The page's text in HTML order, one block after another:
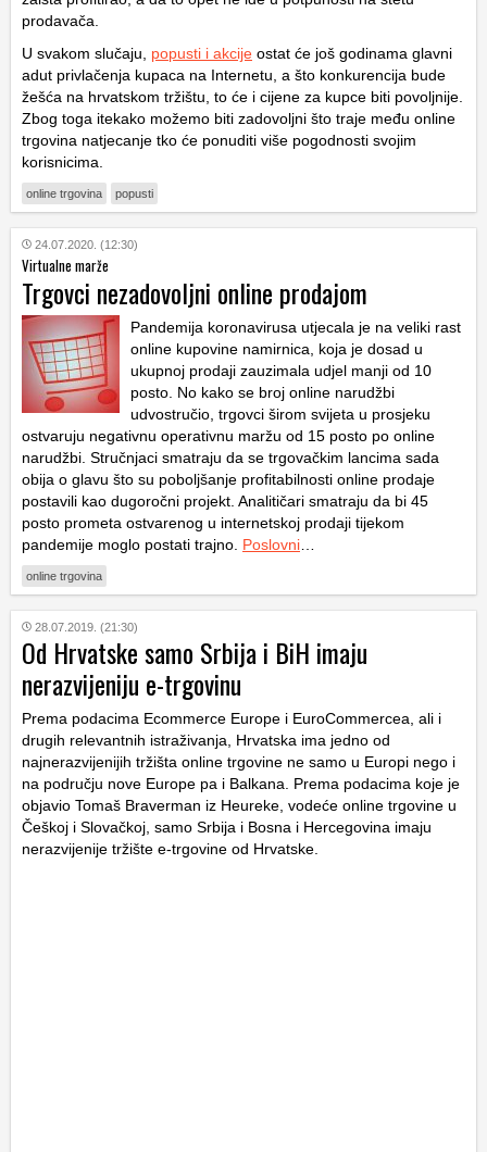
prodavača.
U svakom slučaju, popusti i akcije ostat će još godinama glavni
adut privlačenja kupaca na Internetu, a što konkurencija bude
žešća na hrvatskom tržištu, to će i cijene za kupce biti povoljnije.
Zbog toga itekako možemo biti zadovoljni što traje među online
trgovina natjecanje tko će ponuditi više pogodnosti svojim
korisnicima.
online trgovina popusti
24.07.2020. (12:30)
Virtualne marže
Trgovci nezadovoljni online prodajom
Pandemija koronavirusa utjecala je na veliki rast
online kupovine namirnica, koja je dosad u
ukupnoj prodaji zauzimala udjel manji od 10
posto. No kako se broj online narudžbi
udvostručio, trgovci širom svijeta u prosjeku
ostvaruju negativnu operativnu maržu od 15 posto po online
narudžbi. Stručnjaci smatraju da se trgovačkim lancima sada
obija o glavu što su poboljšanje profitabilnosti online prodaje
postavili kao dugoročni projekt. Analitičari smatraju da bi 45
posto prometa ostvarenog u internetskoj prodaji tijekom
pandemije moglo postati trajno. Poslovni
online trgovina
28.07.2019. (21:30)
Od Hrvatske samo Srbija i BiH imaju
nerazvijeniju e-trgovinu
Prema podacima Ecommerce Europe i EuroCommercea, ali i
drugih relevantnih istraživanja, Hrvatska ima jedno od
najnerazvijenijih tržišta online trgovine ne samo u Europi nego i
na području nove Europe pa i Balkana. Prema podacima koje je
objavio Tomaš Braverman iz Heureke, vodeće online trgovine u
Češkoj i Slovačkoj, samo Srbija i Bosna i Hercegovina imaju
nerazvijenije tržište e-trgovine od Hrvatske.